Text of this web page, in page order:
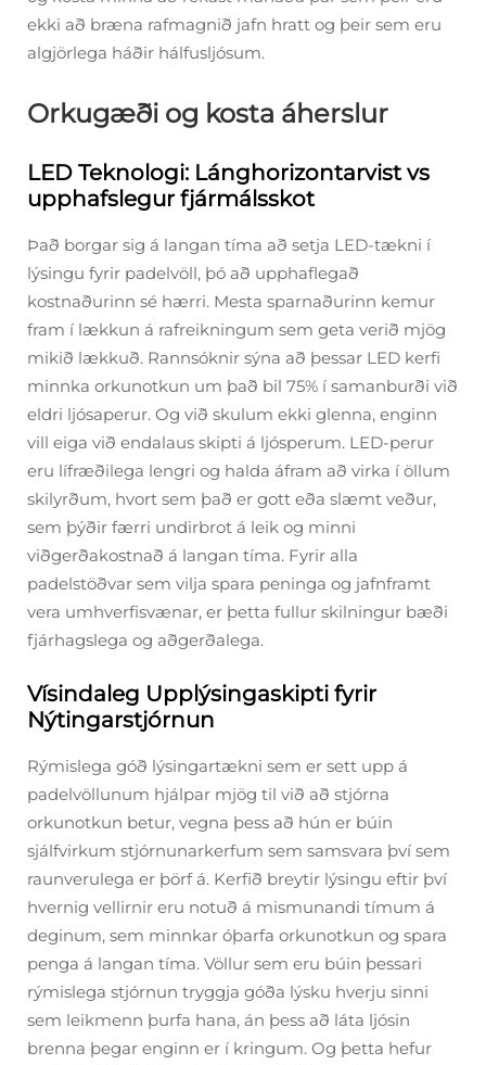
ekki að bræna rafmagnið jafn hratt og þeir sem eru
algjörlega háðir hálfusljósum.
Orkugæði og kosta áherslur
LED Teknologi: Lánghorizontarvist vs
upphafslegur fjármálsskot
Það borgar sig á langan tíma að setja LED-tækni í
lýsingu fyrir padelvöll, þó að upphaflegað
kostnaðurinn sé hærri. Mesta sparnaðurinn kemur
fram í lækkun á rafreikningum sem geta verið mjög
mikið lækkuð. Rannsóknir sýna að þessar LED kerfi
minnka orkunotkun um það bil 75% í samanburði við
eldri ljósaperur. Og við skulum ekki glenna, enginn
vill eiga við endalaus skipti á ljósperum. LED-perur
eru lífræðilega lengri og halda áfram að virka í öllum
skilyrðum, hvort sem það er gott eða slæmt veður,
sem þýðir færri undirbrot á leik og minni
viðgerðakostnað á langan tíma. Fyrir alla
padelstöðvar sem vilja spara peninga og jafnframt
vera umhverfisvænar, er þetta fullur skilningur bæði
fjárhagslega og aðgerðalega.
Vísindaleg Upplýsingaskipti fyrir
Nýtingarstjórnun
Rýmislega góð lýsingartækni sem er sett upp á
padelvöllunum hjálpar mjög til við að stjórna
orkunotkun betur, vegna þess að hún er búin
sjálfvirkum stjórnunarkerfum sem samsvara því sem
raunverulega er þörf á. Kerfið breytir lýsingu eftir því
hvernig vellirnir eru notuð á mismunandi tímum á
deginum, sem minnkar óþarfa orkunotkun og spara
penga á langan tíma. Völlur sem eru búin þessari
rýmislega stjórnun tryggja góða lýsku hverju sinni
sem leikmenn þurfa hana, án þess að láta ljósin
brenna þegar enginn er í kringum. Og þetta hefur